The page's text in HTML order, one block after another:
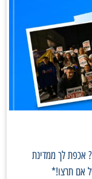
אכפת לך ממדינת
אם תרצו!*